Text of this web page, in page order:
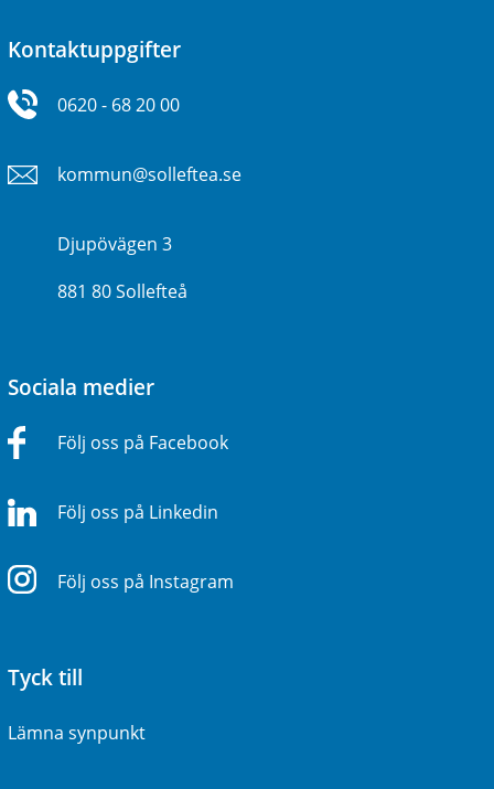
Kontaktuppgifter
0620 - 68 20 00
kommun@solleftea.se
Djupövägen 3
881 80 Sollefteå
Sociala medier
Följ oss på Facebook
Följ oss på Linkedin
Följ oss på Instagram
Tyck till
Lämna synpunkt